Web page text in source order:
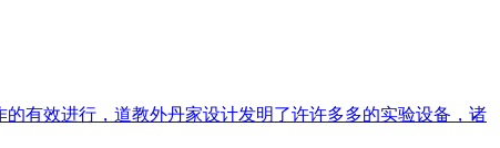
有效进行，道教外丹家设计发明了许许多多的实验设备，诸